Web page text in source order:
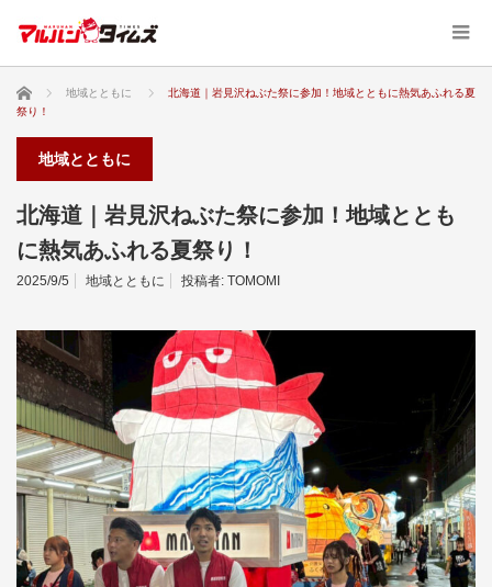
ホーム 地域とともに
北海道｜岩見沢ねぶた祭に参加！地域とともに熱気あふれる夏
祭り！
地域とともに
北海道｜岩見沢ねぶた祭に参加！地域ととも
に熱気あふれる夏祭り！
2025/9/5 地域とともに 投稿者: TOMOMI